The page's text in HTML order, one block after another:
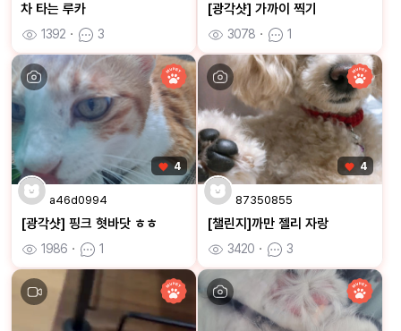
차 타는 루카
1392 ㆍ 3
[광각샷] 가까이 찍기
3078 ㆍ 1
4
a46d0994
[광각샷] 핑크 혓바닷 ㅎㅎ
1986 ㆍ 1
4
87350855
[챌린지]까만 젤리 자랑
3420 ㆍ 3